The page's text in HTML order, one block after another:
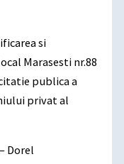
si
Marasesti nr.88
publica a
privat al
Dorel